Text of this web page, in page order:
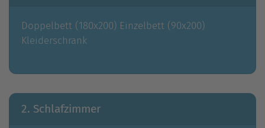
Doppelbett (180x200) Einzelbett (90x200)
Kleiderschrank
2. Schlafzimmer